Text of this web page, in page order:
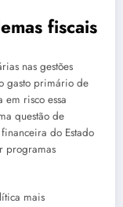
fiscais
nas gestões
gasto primário de
em risco essa
questão de
do Estado
programas
mais